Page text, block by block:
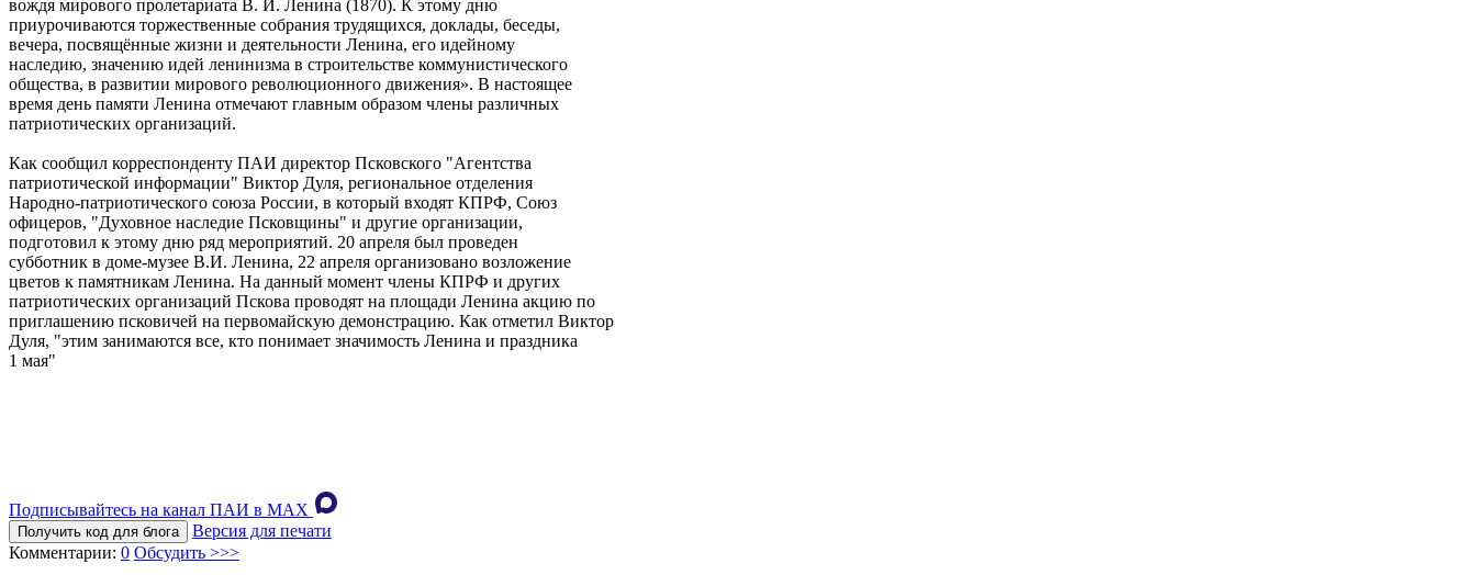
вождя мирового пролетариата В. И. Ленина (1870). К этому дню
приурочиваются торжественные собрания трудящихся, доклады, беседы,
вечера, посвящённые жизни и деятельности Ленина, его идейному
наследию, значению идей ленинизма в строительстве коммунистического
общества, в развитии мирового революционного движения». В настоящее
время день памяти Ленина отмечают главным образом члены различных
патриотических организаций.
Как сообщил корреспонденту ПАИ директор Псковского "Агентства
патриотической информации" Виктор Дуля, региональное отделения
Народно-патриотического союза России, в который входят КПРФ, Союз
офицеров, "Духовное наследие Псковщины" и другие организации,
подготовил к этому дню ряд мероприятий. 20 апреля был проведен
субботник в доме-музее В.И. Ленина, 22 апреля организовано возложение
цветов к памятникам Ленина. На данный момент члены КПРФ и других
патриотических организаций Пскова проводят на площади Ленина акцию по
приглашению псковичей на первомайскую демонстрацию. Как отметил Виктор
Дуля, "этим занимаются все, кто понимает значимость Ленина и праздника
1 мая"
Подписывайтесь на канал ПАИ в MAХ
Получить код для блога
Версия для печати
Комментарии: 0 Обсудить >>>